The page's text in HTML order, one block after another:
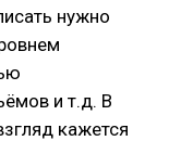
нужно
и т.д. В
кажется